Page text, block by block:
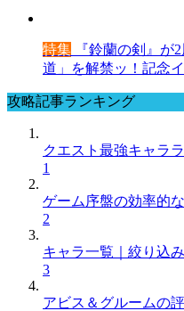
特集 『鈴蘭の剣』が
道」を解禁ッ！記念
攻略記事ランキング
クエスト最強キャラ
1
ゲーム序盤の効率的
2
キャラ一覧｜絞り込
3
アビス＆グルームの